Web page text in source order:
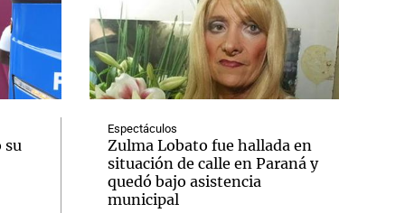
su
Espectáculos
Zulma Lobato fue hallada en
situación de calle en Paraná y
quedó bajo asistencia
municipal